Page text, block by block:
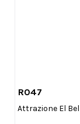
R047
Attrazione El